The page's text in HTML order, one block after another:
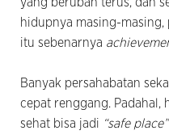
hidupnya masing-masing,
itu sebenarnya
Banyak persahabatan
cepat renggang. Padahal,
sehat bisa jadi “safe place”